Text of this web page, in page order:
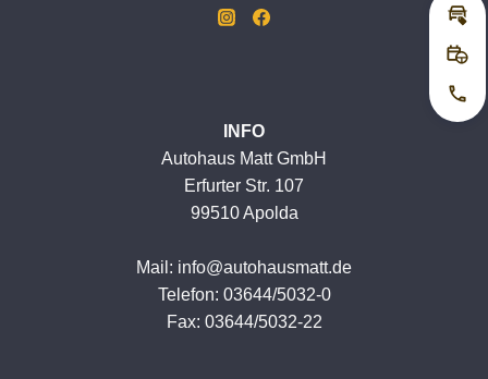
INFO
Autohaus Matt GmbH
Erfurter Str. 107
99510 Apolda
Mail: info@autohausmatt.de
Telefon: 03644/5032-0
Fax: 03644/5032-22